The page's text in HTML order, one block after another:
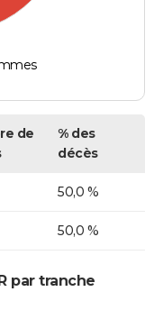
de
% des
décès
50,0 %
50,0 %
par tranche